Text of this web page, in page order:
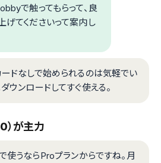
で触ってもらって、良
げてくださいって案内し
ードなしで始められるのは気軽でい
ウンロードしてすぐ使える。
）が主力
使うならProプランからですね。月